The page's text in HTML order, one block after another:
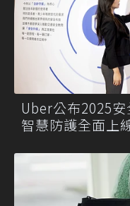
Uber公布2025
智慧防護全面上